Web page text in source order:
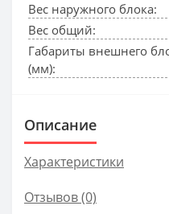
Вес наружного блока:
Вес общий:
Габариты внешнего
(мм):
Описание
Характеристики
Отзывов (0)